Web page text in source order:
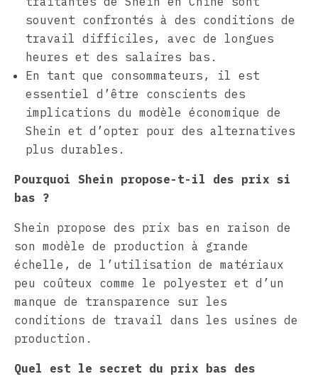
souvent confrontés à des conditions de
travail difficiles, avec de longues
heures et des salaires bas.
En tant que consommateurs, il est
essentiel d’être conscients des
implications du modèle économique de
Shein et d’opter pour des alternatives
plus durables.
Pourquoi Shein propose-t-il des prix si
bas ?
Shein propose des prix bas en raison de
son modèle de production à grande
échelle, de l’utilisation de matériaux
peu coûteux comme le polyester et d’un
manque de transparence sur les
conditions de travail dans les usines de
production.
Quel est le secret du prix bas des